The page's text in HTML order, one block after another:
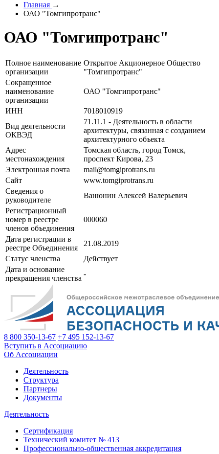
Главная →
ОАО "Томгипротранс"
ОАО "Томгипротранс"
Полное наименование
организации
Открытое Акционерное Общество
"Томгипротранс"
Сокращенное
наименование
организации
ОАО "Томгипротранс"
ИНН
7018010919
Вид деятельности
ОКВЭД
71.11.1 - Деятельность в области
архитектуры, связанная с созданием
архитектурного объекта
Адрес
местонахождения
Томская область, город Томск,
проспект Кирова, 23
Электронная почта
mail@tomgiprotrans.ru
Сайт
www.tomgiprotrans.ru
Сведения о
руководителе
Ванюнин Алексей Валерьевич
Регистрационный
номер в реестре
членов объединения
000060
Дата регистрации в
реестре Объединения
21.08.2019
Статус членства
Действует
Дата и основание
прекращения членства
-
8 800 350-13-67 +7 495 152-13-67
Вступить в Ассоциацию
Об Ассоциации
Деятельность
Структура
Партнеры
Документы
Деятельность
Сертификация
Технический комитет № 413
Профессионально-общественная аккредитация